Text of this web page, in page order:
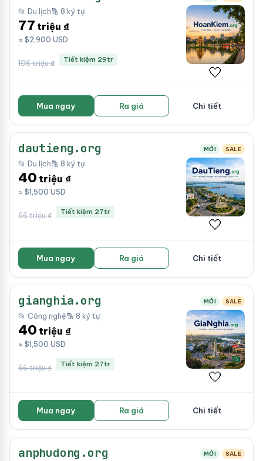
📂 Du lịch🔡 8 ký tự
77 triệu ₫
≈ $2,900 USD
106 triệu ₫ Tiết kiệm 29tr
🤍
Mua ngay Ra giá Chi tiết
dautieng.org MỚI SALE
📂 Du lịch🔡 8 ký tự
40 triệu ₫
≈ $1,500 USD
66 triệu ₫ Tiết kiệm 27tr
🤍
Mua ngay Ra giá Chi tiết
gianghia.org MỚI SALE
📂 Công nghệ🔡 8 ký tự
40 triệu ₫
≈ $1,500 USD
66 triệu ₫ Tiết kiệm 27tr
🤍
Mua ngay Ra giá Chi tiết
anphudong.org MỚI SALE